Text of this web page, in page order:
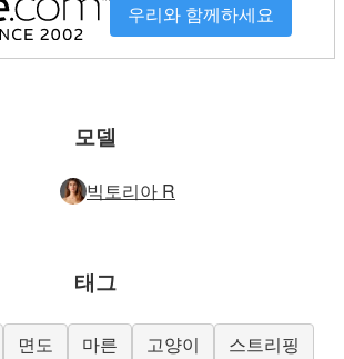
우리와 함께하세요
모델
빅토리아 R
태그
면도 마른 고양이
스트리핑